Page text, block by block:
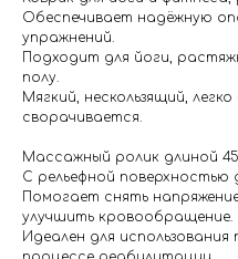
Обеспечивает надёжную
упражнений.
Подходит для йоги,
полу.
Мягкий, нескользящий,
сворачивается.
Массажный ролик длиной
С рельефной
Помогает снять
улучшить кровообращение.
Идеален для